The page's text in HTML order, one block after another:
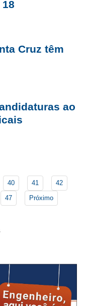
Cruz têm
ao
40 41
42
47
Próximo